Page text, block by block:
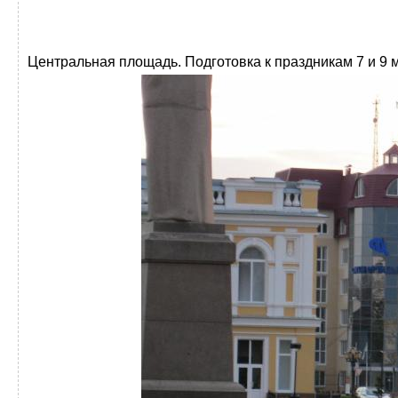
Центральная площадь. Подготовка к праздникам 7 и 9